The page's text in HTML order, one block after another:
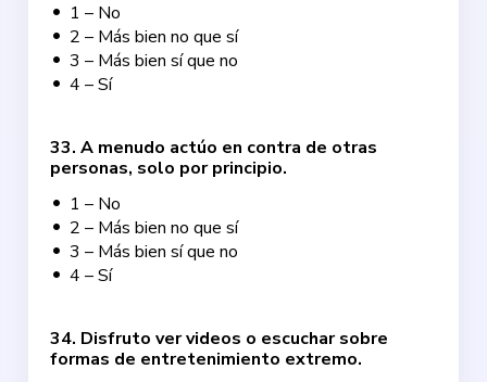
1 – No
2 – Más bien no que sí
3 – Más bien sí que no
4 – Sí
33.A menudo actúo en contra de otras
personas, solo por principio.
1 – No
2 – Más bien no que sí
3 – Más bien sí que no
4 – Sí
34. Disfruto ver videos o escuchar sobre
formas de entretenimiento extremo.